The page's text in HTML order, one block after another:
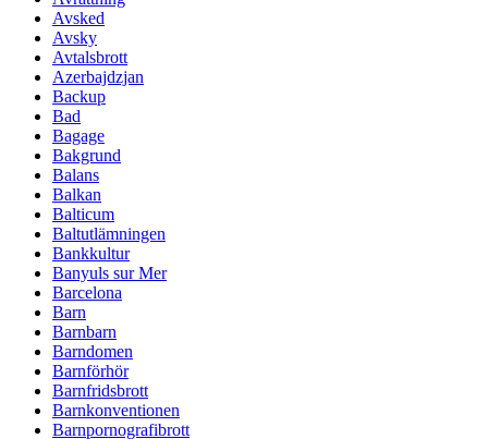
Avsked
Avsky
Avtalsbrott
Azerbajdzjan
Backup
Bad
Bagage
Bakgrund
Balans
Balkan
Balticum
Baltutlämningen
Bankkultur
Banyuls sur Mer
Barcelona
Barn
Barnbarn
Barndomen
Barnförhör
Barnfridsbrott
Barnkonventionen
Barnpornografibrott